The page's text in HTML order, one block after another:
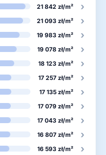
21 842 zł/m² ›
21 093 zł/m² ›
19 983 zł/m² ›
19 078 zł/m² ›
18 123 zł/m² ›
17 257 zł/m² ›
17 135 zł/m² ›
17 079 zł/m² ›
17 043 zł/m² ›
16 807 zł/m² ›
16 593 zł/m² ›